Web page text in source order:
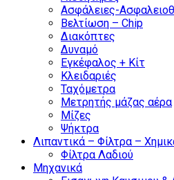
Ασφάλειες-
Βελτίωση – Chip
Διακόπτες
Δυναμό
Εγκέφαλος + Κίτ
Κλειδαριές
Ταχόμετρα
Μετρητής μάζας αέρα
Μίζες
Ψήκτρα
Λιπαντικά – Φίλτρα –
Φίλτρα Λαδιού
Μηχανικά